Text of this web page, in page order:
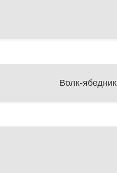
Волк-ябедник